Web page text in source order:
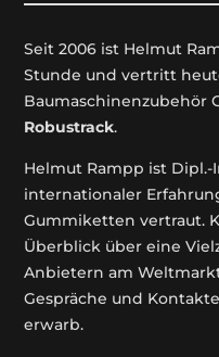
Seit 2006 ist Helmut
Stunde und vertritt
Baumaschinenzubehör
Robustrack.
Helmut Rampp ist Dipl.-
internationaler
Gummiketten vertraut.
Überblick über eine
Anbietern am
Gespräche und
erwarb.